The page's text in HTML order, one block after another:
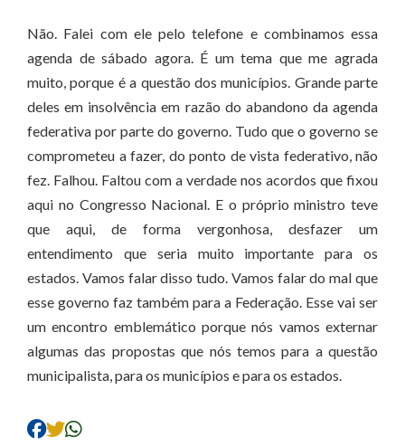
Não. Falei com ele pelo telefone e combinamos essa
agenda de sábado agora. É um tema que me agrada
muito, porque é a questão dos municípios. Grande parte
deles em insolvência em razão do abandono da agenda
federativa por parte do governo. Tudo que o governo se
comprometeu a fazer, do ponto de vista federativo, não
fez. Falhou. Faltou com a verdade nos acordos que fixou
aqui no Congresso Nacional. E o próprio ministro teve
que aqui, de forma vergonhosa, desfazer um
entendimento que seria muito importante para os
estados. Vamos falar disso tudo. Vamos falar do mal que
esse governo faz também para a Federação. Esse vai ser
um encontro emblemático porque nós vamos externar
algumas das propostas que nós temos para a questão
municipalista, para os municípios e para os estados.